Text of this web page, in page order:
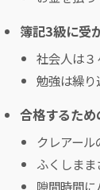
簿記3級に受
社会人は３
勉強は繰
合格するた
クレアー
ふくしま
隙間時間